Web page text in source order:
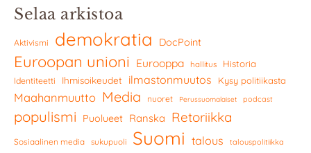
Selaa arkistoa
Aktivismi demokratia DocPoint
Euroopan unioni Eurooppa hallitus Historia
Identiteetti Ihmisoikeudet ilmastonmuutos Kysy politiikasta
Maahanmuutto Media nuoret Perussuomalaiset podcast
populismi Puolueet Ranska Retoriikka
Sosiaalinen media sukupuoli Suomi talous talouspolitiikka